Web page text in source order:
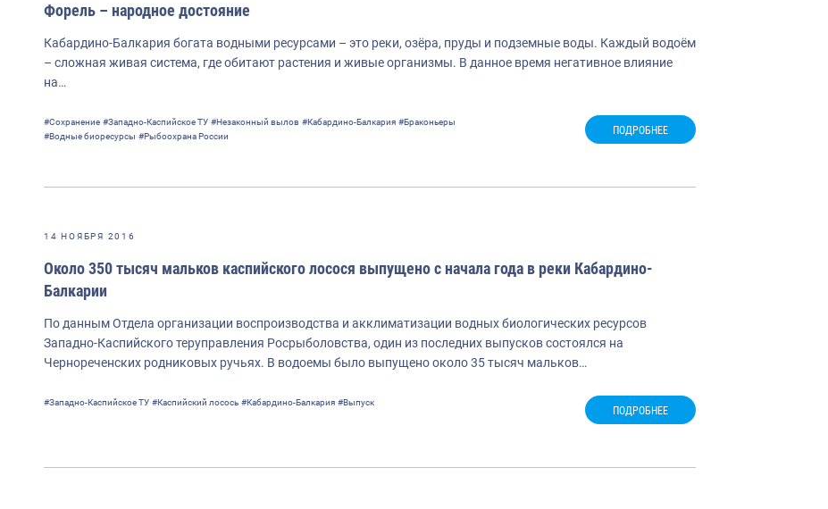
Форель – народное достояние
Кабардино-Балкария богата водными ресурсами – это реки, озёра, пруды и подземные воды. Каждый водоём
– сложная живая система, где обитают растения и живые организмы. В данное время негативное влияние
на…
#Сохранение #Западно-Каспийское ТУ #Незаконный вылов #Кабардино-Балкария #Браконьеры
#Водные биоресурсы #Рыбоохрана России ПОДРОБНЕЕ
14 НОЯБРЯ 2016
Около 350 тысяч мальков каспийского лосося выпущено с начала года в реки Кабардино-
Балкарии
По данным Отдела организации воспроизводства и акклиматизации водных биологических ресурсов
Западно-Каспийского теруправления Росрыболовства, один из последних выпусков состоялся на
Чернореченских родниковых ручьях. В водоемы было выпущено около 35 тысяч мальков…
#Западно-Каспийское ТУ #Каспийский лосось #Кабардино-Балкария #Выпуск
ПОДРОБНЕЕ